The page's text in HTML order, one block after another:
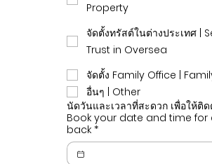
Property
จัดตั้งทรัสต์ในต่างประเทศ |
Trust in Oversea
จัดตั้ง Family Office |
อื่นๆ | Other
นัดวันและเวลาที่สะดวก เพื่อให้ติด
Book your date and time for
back *